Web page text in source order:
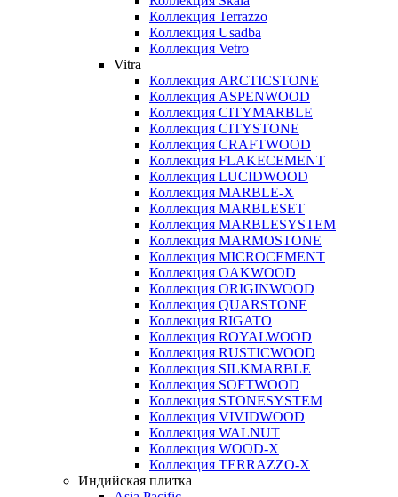
Коллекция Terrazzo
Коллекция Usadba
Коллекция Vetro
Vitra
Коллекция ARCTICSTONE
Коллекция ASPENWOOD
Коллекция CITYMARBLE
Коллекция CITYSTONE
Коллекция CRAFTWOOD
Коллекция FLAKECEMENT
Коллекция LUCIDWOOD
Коллекция MARBLE-X
Коллекция MARBLESET
Коллекция MARBLESYSTEM
Коллекция MARMOSTONE
Коллекция MICROCEMENT
Коллекция OAKWOOD
Коллекция ORIGINWOOD
Коллекция QUARSTONE
Коллекция RIGATO
Коллекция ROYALWOOD
Коллекция RUSTICWOOD
Коллекция SILKMARBLE
Коллекция SOFTWOOD
Коллекция STONESYSTEM
Коллекция VIVIDWOOD
Коллекция WALNUT
Коллекция WOOD-X
Коллекция ТЕRRАZZO-X
Индийская плитка